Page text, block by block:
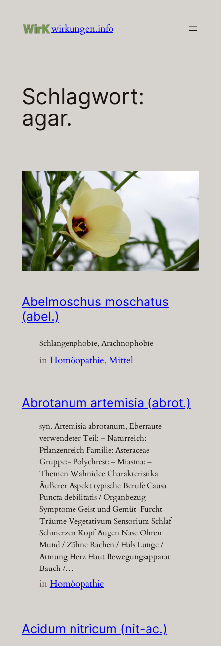
Inhalt
wirkungen.info
Schlagwort:
agar.
Abelmoschus moschatus
(abel.)
Schlangenphobie, Arachnophobie
inHomöopathie, Mittel
Abrotanum artemisia (abrot.)
syn. Artemisia abrotanum, Eberraute
verwendeter Teil: – Naturreich:
Pflanzenreich Familie: Asteraceae
Gruppe:- Polychrest: – Miasma: –
Themen Wahnidee Charakteristika
Äußerer Aspekt typische Berufe Causa
Puncta debilitatis / Organbezug
Symptome Geist und Gemüt Furcht
Träume Vegetativum Sensorium Schlaf
Schmerzen Kopf Augen Nase Ohren
Mund / Zähne Rachen / Hals Lunge /
Atmung Herz Haut Bewegungsapparat
Bauch /…
inHomöopathie
Acidum nitricum (nit-ac.)